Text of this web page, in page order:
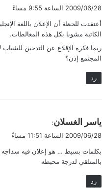
ل
2009/06/28 الساعة 9:55 مساءً
أعتقدت للحظة أن الإعلان باللغة
الكاتبة مشوبا بكل هذه المغالطات.
ربما فكرة الإقلاع عن التدخين للشباب
المجتمع إذن؟
رد
ل
ياسر الغسلان:
2009/06/28 الساعة 11:51 مساءً
بكلمات بسيط … هو إعلان فيه
بالمتلقي لدرجة محبطه
رد